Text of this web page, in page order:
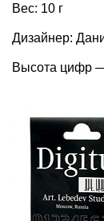
Вес: 10 г
Дизайнер:
Высота цифр